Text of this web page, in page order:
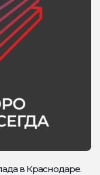
в Краснодаре.